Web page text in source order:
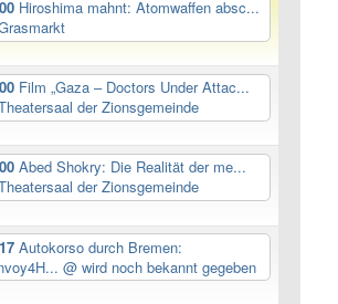
Hiroshima mahnt: Atomwaffen absc...
Film „Gaza – Doctors Under Attac...
der Zionsgemeinde
Abed Shokry: Die Realität der me...
der Zionsgemeinde
Autokorso durch Bremen:
@ wird noch bekannt gegeben